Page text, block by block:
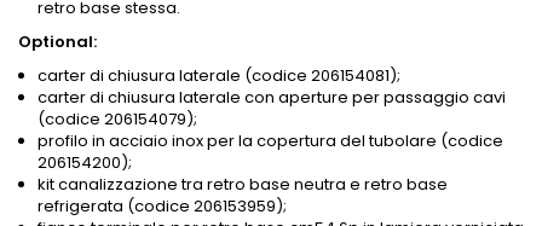
retro base stessa.
Optional:
carter di chiusura laterale (codice 206154081);
carter di chiusura laterale con aperture per passaggio cavi
(codice 206154079);
profilo in acciaio inox per la copertura del tubolare (codice
206154200);
kit canalizzazione tra retro base neutra e retro base
refrigerata (codice 206153959);